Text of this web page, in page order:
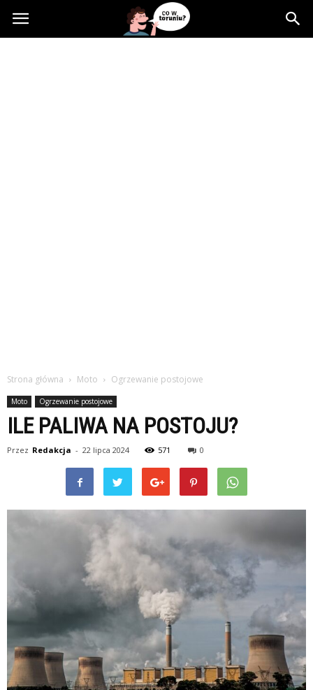
Cowtoruniu.pl
Strona główna Moto Ogrzewanie postojowe
Moto Ogrzewanie postojowe
ILE PALIWA NA POSTOJU?
Przez Redakcja - 22 lipca 2024 571 0